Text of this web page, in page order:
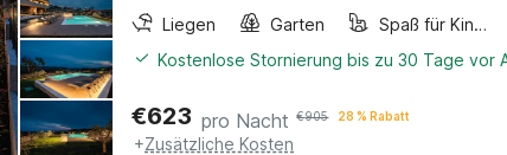
Liegen
Garten Spaß für Kinder
Kostenlose Stornierung bis zu 30 Tage vor
€623 pro Nacht €905 28 % Rabatt
+Zusätzliche Kosten